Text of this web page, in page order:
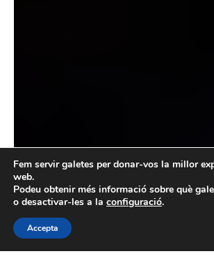
Fem servir galetes per donar-vos la millor
web.
Podeu obtenir més informació sobre què
o desactivar-les a la configuració.
Accepta